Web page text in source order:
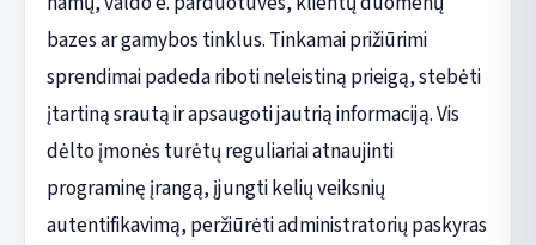
bazes ar gamybos tinklus. Tinkamai prižiūrimi
sprendimai padeda riboti neleistiną prieigą, stebėti
įtartiną srautą ir apsaugoti jautrią informaciją. Vis
dėlto įmonės turėtų reguliariai atnaujinti
programinę įrangą, įjungti kelių veiksnių
autentifikavimą, peržiūrėti administratorių paskyras